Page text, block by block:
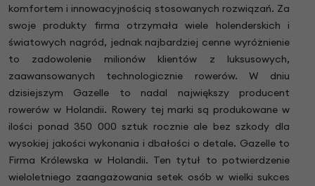
komfortem i innowacyjnością stosowanych rozwiązań. Za
swoje produkty firma otrzymała wiele holenderskich i
światowych nagród, jednak najbardziej cenne wyróżnienie
to zadowolenie milionów klientów z luksusowych,
zaawansowanych technologicznie rowerów. W dniu
dzisiejszym Gazelle to nadal największy producent
rowerów w Holandii. Rowery tej marki są produkowane w
ilości ponad 350 000 sztuk rocznie ale bez szkody dla
wysokiej jakości wykonania i dbałości o detale. Gazelle to
Firma Królewska w Holandii. Ten tytuł to potwierdzenie
wieloletniego zaangażowania setek osób w wielki sukces